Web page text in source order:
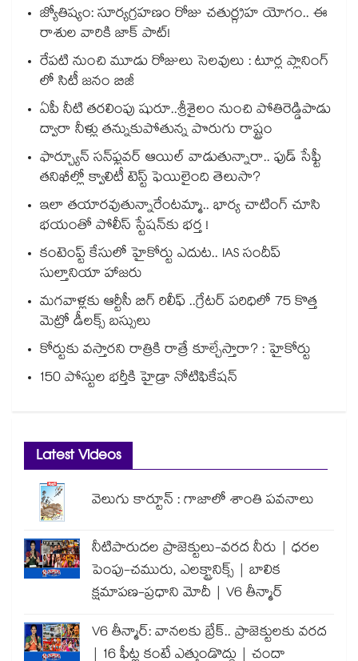
జ్యోతిష్యం: సూర్యగ్రహణం రోజు చతుర్గ్రహ యోగం.. ఈ
రాశుల వారికి జాక్ పాట్!
రేపటి నుంచి మూడు రోజులు సెలవులు : టూర్ల ప్లానింగ్
లో సిటీ జనం బిజీ
ఏపీ నీటి తరలింపు షురూ..శ్రీశైలం నుంచి పోతిరెడ్డిపాడు
ద్వారా నీళ్లు తన్నుకుపోతున్న పొరుగు రాష్ట్రం
ఫార్చ్యూన్ సన్‌ఫ్లవర్ ఆయిల్ వాడుతున్నారా.. ఫుడ్ సేఫ్టీ
తనిఖీల్లో క్వాలిటీ టెస్ట్ ఫెయిలైంది తెలుసా?
ఇలా తయారవుతున్నారేంటమ్మా.. భార్య చాటింగ్ చూసి
భయంతో పోలీస్ స్టేషన్⁫కు భర్త !
కంటెంప్ట్ కేసులో హైకోర్టు ఎదుట.. IAS సందీప్
సుల్తానియా హాజరు
మగవాళ్లకు ఆర్టీసీ బిగ్ రిలీఫ్ ..గ్రేటర్ పరిధిలో 75 కొత్త
మెట్రో డీలక్స్ బస్సులు
కోర్టుకు వస్తారని రాత్రికి రాత్రే కూల్చేస్తారా? : హైకోర్టు
150 పోస్టుల భర్తీకి హైడ్రా నోటిఫికేషన్
Latest Videos
వెలుగు కార్టూన్ : గాజాలో శాంతి పవనాలు
నీటిపారుదల ప్రాజెక్టులు-వరద నీరు | ధరల
పెంపు-చమురు, ఎలక్ట్రానిక్స్ | బాలిక
క్షమాపణ-ప్రధాని మోదీ | V6 తీన్మార్
V6 తీన్మార్: వానలకు బ్రేక్.. ప్రాజెక్టులకు వరద
| 16 ఫీట్ల కంటే ఎత్తుండొద్దు | చందా